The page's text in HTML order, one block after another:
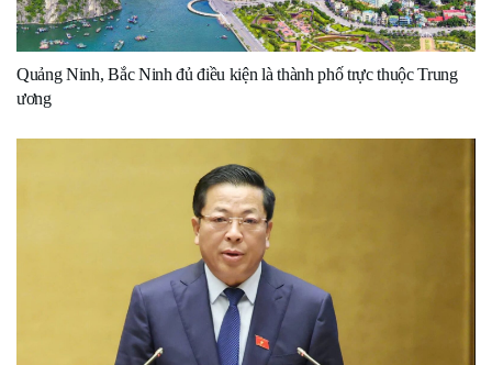
Quảng Ninh, Bắc Ninh đủ điều kiện là thành phố trực thuộc Trung
ương